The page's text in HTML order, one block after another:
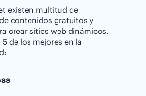
existen multitud de
contenidos gratuitos y
crear sitios web dinámicos.
5 de los mejores en la